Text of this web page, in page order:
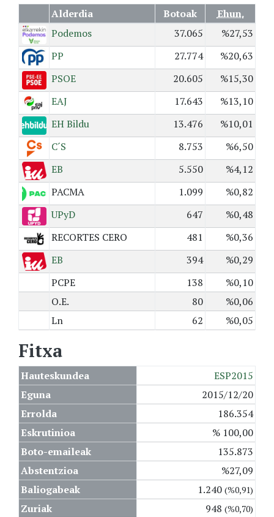
Alderdia Botoak
Ehun.
Podemos
37.065
%27,53
PP
27.774
%20,63
PSOE
20.605
%15,30
EAJ
17.643
%13,10
EH Bildu
13.476
%10,01
C´S
8.753
%6,50
EB
5.550
%4,12
PACMA
1.099
%0,82
UPyD
647
%0,48
RECORTES CERO
481
%0,36
EB
394
%0,29
PCPE
138
%0,10
O.E.
80
%0,06
Ln
62 %0,05
Fitxa
Hauteskundea
ESP2015
Eguna
2015/12/20
Errolda
186.354
Eskrutinioa
% 100,00
Boto-emaileak
135.873
Abstentzioa
%27,09
Baliogabeak
1.240 (%0,91)
Zuriak 948 (%0,70)